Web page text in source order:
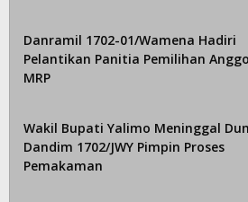
Danramil 1702-01/Wamena Hadiri
Pelantikan Panitia Pemilihan
MRP
Wakil Bupati Yalimo Meninggal
Dandim 1702/JWY Pimpin Proses
Pemakaman